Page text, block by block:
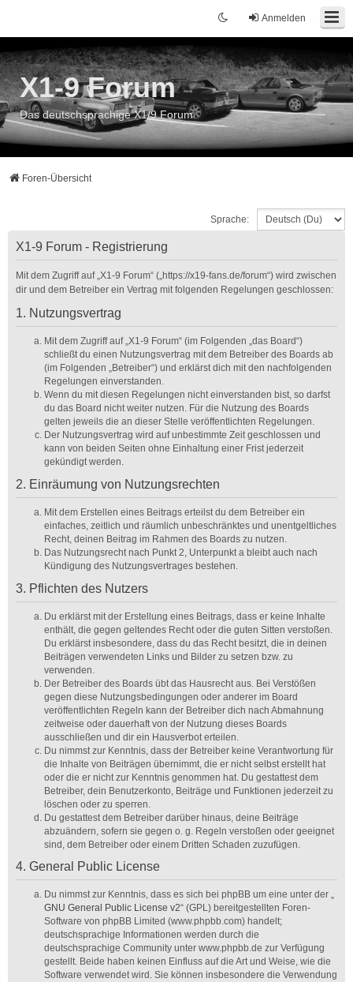
Anmelden
X1-9 Forum
Das deutschsprachige X1/9 Forum
Foren-Übersicht
Sprache:
X1-9 Forum - Registrierung
Mit dem Zugriff auf „X1-9 Forum“ („https://x19-fans.de/forum“) wird zwischen
dir und dem Betreiber ein Vertrag mit folgenden Regelungen geschlossen:
1. Nutzungsvertrag
Mit dem Zugriff auf „X1-9 Forum“ (im Folgenden „das Board“)
schließt du einen Nutzungsvertrag mit dem Betreiber des Boards ab
(im Folgenden „Betreiber“) und erklärst dich mit den nachfolgenden
Regelungen einverstanden.
Wenn du mit diesen Regelungen nicht einverstanden bist, so darfst
du das Board nicht weiter nutzen. Für die Nutzung des Boards
gelten jeweils die an dieser Stelle veröffentlichten Regelungen.
Der Nutzungsvertrag wird auf unbestimmte Zeit geschlossen und
kann von beiden Seiten ohne Einhaltung einer Frist jederzeit
gekündigt werden.
2. Einräumung von Nutzungsrechten
Mit dem Erstellen eines Beitrags erteilst du dem Betreiber ein
einfaches, zeitlich und räumlich unbeschränktes und unentgeltliches
Recht, deinen Beitrag im Rahmen des Boards zu nutzen.
Das Nutzungsrecht nach Punkt 2, Unterpunkt a bleibt auch nach
Kündigung des Nutzungsvertrages bestehen.
3. Pflichten des Nutzers
Du erklärst mit der Erstellung eines Beitrags, dass er keine Inhalte
enthält, die gegen geltendes Recht oder die guten Sitten verstoßen.
Du erklärst insbesondere, dass du das Recht besitzt, die in deinen
Beiträgen verwendeten Links und Bilder zu setzen bzw. zu
verwenden.
Der Betreiber des Boards übt das Hausrecht aus. Bei Verstößen
gegen diese Nutzungsbedingungen oder anderer im Board
veröffentlichten Regeln kann der Betreiber dich nach Abmahnung
zeitweise oder dauerhaft von der Nutzung dieses Boards
ausschließen und dir ein Hausverbot erteilen.
Du nimmst zur Kenntnis, dass der Betreiber keine Verantwortung für
die Inhalte von Beiträgen übernimmt, die er nicht selbst erstellt hat
oder die er nicht zur Kenntnis genommen hat. Du gestattest dem
Betreiber, dein Benutzerkonto, Beiträge und Funktionen jederzeit zu
löschen oder zu sperren.
Du gestattest dem Betreiber darüber hinaus, deine Beiträge
abzuändern, sofern sie gegen o. g. Regeln verstoßen oder geeignet
sind, dem Betreiber oder einem Dritten Schaden zuzufügen.
4. General Public License
Du nimmst zur Kenntnis, dass es sich bei phpBB um eine unter der „
GNU General Public License v2“ (GPL) bereitgestellten Foren-
Software von phpBB Limited (www.phpbb.com) handelt;
deutschsprachige Informationen werden durch die
deutschsprachige Community unter www.phpbb.de zur Verfügung
gestellt. Beide haben keinen Einfluss auf die Art und Weise, wie die
Software verwendet wird. Sie können insbesondere die Verwendung